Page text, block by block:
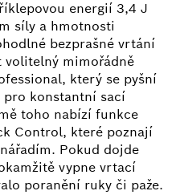
energií 3,4 J
síly a hmotnosti
bezprašné vrtání
mimořádně
který se pyšní
konstantní sací
toho nabízí funkce
Control, které poznají
Pokud dojde
vypne vrtací
poranění ruky či paže.